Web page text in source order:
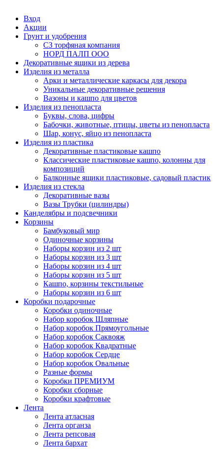
Вход
Акции
Грунт и удобрения
СЗ торфяная компания
НОРД ПАЛП ООО
Декоративные ящики из дерева
Изделия из металла
Арки и металлические каркасы для декора
Уникальные декоративные решения
Вазоны и кашпо для цветов
Изделия из пенопласта
Буквы, слова, цифры
Бабочки, животные, птицы, цветы из пенопласта
Шар, конус, яйцо из пенопласта
Изделия из пластика
Декоративные пластиковые кашпо
Классические пластиковые кашпо, колонны для
композиций
Балконные ящики пластиковые, садовый пластик
Изделия из стекла
Декоративные вазы
Вазы Трубки (цилиндры)
Канделябры и подсвечники
Корзины
Бамбуковый мир
Одиночные корзины
Наборы корзин из 2 шт
Наборы корзин из 3 шт
Наборы корзин из 4 шт
Наборы корзин из 5 шт
Кашпо, корзины текстильные
Наборы корзин из 6 шт
Коробки подарочные
Коробки одиночные
Набор коробок Шляпные
Набор коробок Прямоугольные
Набор коробок Саквояж
Набор коробок Квадратные
Набор коробок Сердце
Набор коробок Овальные
Разные формы
Коробки ПРЕМИУМ
Коробки сборные
Коробки крафтовые
Лента
Лента атласная
Лента органза
Лента репсовая
Лента бархат